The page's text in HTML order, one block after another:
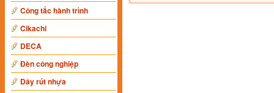
Công tắc hành trình
Cikachi
DECA
Đèn công nghiệp
Dây rút nhựa